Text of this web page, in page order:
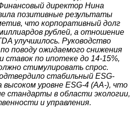
директор Нина
позитивные результаты
что корпоративный долг
рублей, а отношение
улучшилось. Руководство
поводу ожидаемого снижения
ставок по ипотеке до 14-15%,
стимулировать спрос.
стабильный ESG-
высоком уровне ESG-4 (АА-), что
стандарты в области экологии,
и управления.